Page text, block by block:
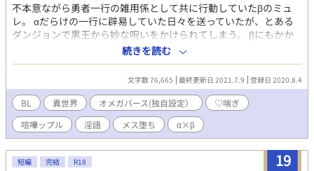
不本意ながら勇者一行の雑用係として共に行動していたβのミュ
レ。 αだらけの一行に辟易していた日々を送っていたが、とある
ダンジョンで黒王から妙な呪いをかけられてしまう。 βにもかか
わらず発情フェロモンを出すようになってしまったミュレは、一
行の中でも大嫌いなαである勇者アレスと二人きりで閉じ込められ
てしまった。 アレスはミュレのフェロモンに触発され、発情状態
に陥っている。 互いに気に食わない者同士、なんとか回避しよう
と焦るが……。 ♡喘ぎの練習のために書いたお話です。 下品な言
葉が多数飛び交います。 （○○しないと出られない部屋、を参考
に書いていたら、収拾がつかなくなりました） 最初から最後まで
頭を空っぽにして読んでくださればと思います。 他サイトにも掲
載
続きを読む
文字数 76,665 最終更新日 2021.7.9 登録日 2020.8.4
BL 異世界 オメガバース(独自設定）
♡喘ぎ
喧嘩ップル
淫語 メス堕ち α×β
19
短編 完結 R18